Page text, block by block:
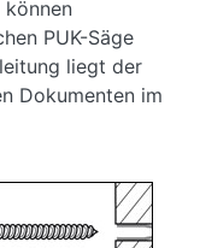
können
PUK-Säge
liegt der
Dokumenten im